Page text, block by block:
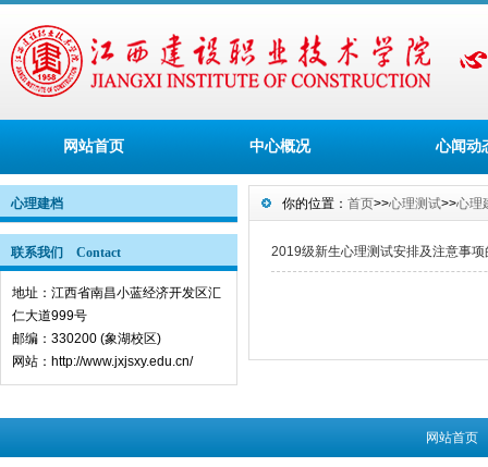
网站首页 中心概况 心闻动
心理建档
联系我们 Contact
地址：江西省南昌小蓝经济开发区汇
仁大道999号
邮编：330200 (象湖校区)
网站：http://www.jxjsxy.edu.cn/
你的位置： 首页>>心理测试>>心理
2019级新生心理测试安排及注意事项
网站首页